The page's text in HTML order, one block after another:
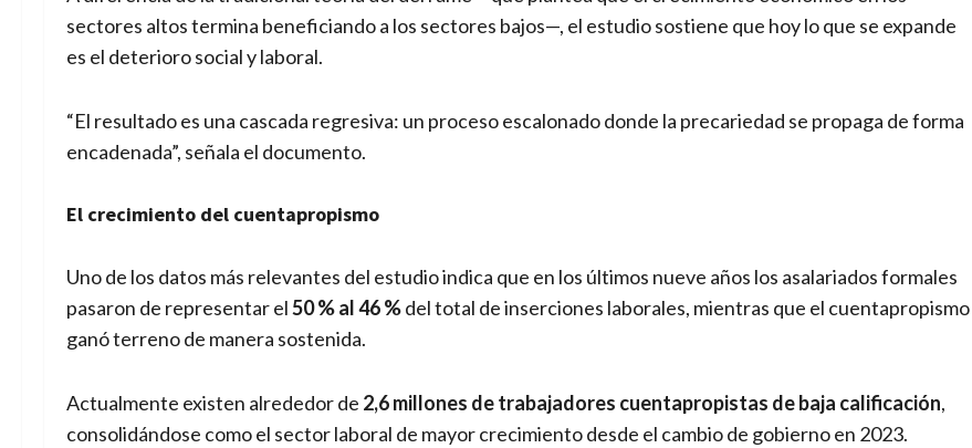
sectores altos termina beneficiando a los sectores bajos—, el estudio sostiene que hoy lo que se expande
es el deterioro social y laboral.
“El resultado es una cascada regresiva: un proceso escalonado donde la precariedad se propaga de forma
encadenada”, señala el documento.
El crecimiento del cuentapropismo
Uno de los datos más relevantes del estudio indica que en los últimos nueve años los asalariados formales
pasaron de representar el50 % al 46 %del total de inserciones laborales, mientras que el cuentapropismo
ganó terreno de manera sostenida.
Actualmente existen alrededor de 2,6 millones de trabajadores cuentapropistas de baja calificación,
consolidándose como el sector laboral de mayor crecimiento desde el cambio de gobierno en 2023.